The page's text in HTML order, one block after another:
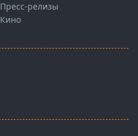
Пресс-релизы
Кино